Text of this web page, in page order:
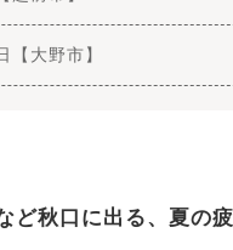
【大野市】
ど秋口に出る、夏の